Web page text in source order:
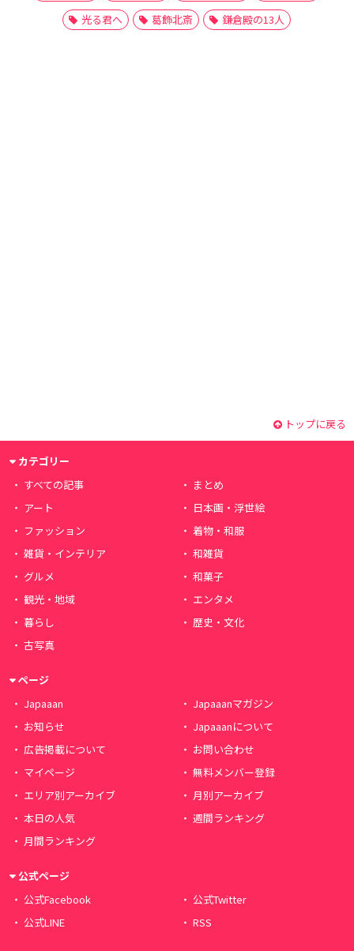
光る君へ
葛飾北斎 鎌倉殿の13人
トップに戻る
カテゴリー
すべての記事
まとめ
アート
日本画・浮世絵
ファッション
着物・和服
雑貨・インテリア
和雑貨
グルメ
和菓子
観光・地域
エンタメ
暮らし
歴史・文化
古写真
ページ
Japaaan
Japaaanマガジン
お知らせ
Japaaanについて
広告掲載について
お問い合わせ
マイページ
無料メンバー登録
エリア別アーカイブ
月別アーカイブ
本日の人気
週間ランキング
月間ランキング
公式ページ
公式Facebook
公式Twitter
公式LINE
RSS